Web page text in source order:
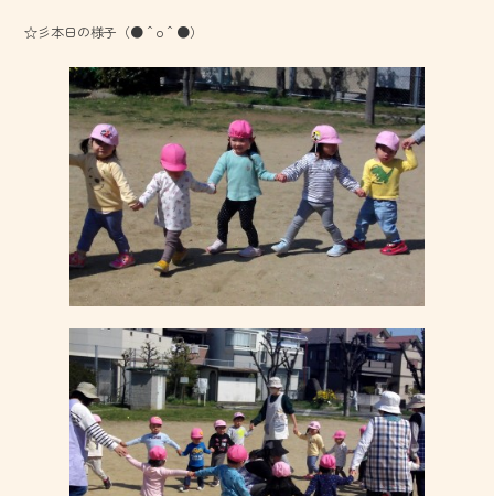
☆彡本日の様子（●＾o＾●）